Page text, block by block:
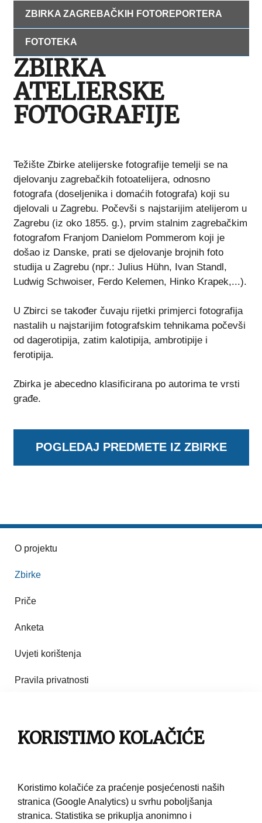
ZBIRKA ZAGREBAČKIH FOTOREPORTERA
FOTOTEKA
ZBIRKA
ATELIERSKE
FOTOGRAFIJE
Težište Zbirke atelijerske fotografije temelji se na
djelovanju zagrebačkih fotoatelijera, odnosno
fotografa (doseljenika i domaćih fotografa) koji su
djelovali u Zagrebu. Počevši s najstarijim atelijerom u
Zagrebu (iz oko 1855. g.), prvim stalnim zagrebačkim
fotografom Franjom Danielom Pommerom koji je
došao iz Danske, prati se djelovanje brojnih foto
studija u Zagrebu (npr.: Julius Hühn, Ivan Standl,
Ludwig Schwoiser, Ferdo Kelemen, Hinko Krapek,...).
U Zbirci se također čuvaju rijetki primjerci fotografija
nastalih u najstarijim fotografskim tehnikama počevši
od dagerotipija, zatim kalotipija, ambrotipije i
ferotipija.
Zbirka je abecedno klasificirana po autorima te vrsti
građe.
POGLEDAJ PREDMETE IZ ZBIRKE
O projektu
Zbirke
Priče
Anketa
Uvjeti korištenja
Pravila privatnosti
Pravila korištenja
KORISTIMO KOLAČIĆE
Koristimo kolačiće za praćenje posjećenosti naših
stranica (Google Analytics) u svrhu poboljšanja
stranica. Statistika se prikuplja anonimno i